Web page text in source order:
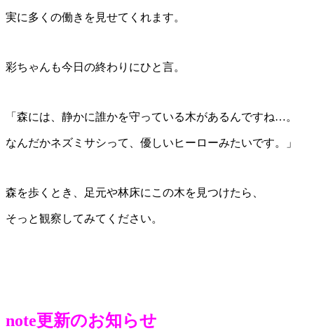
実に多くの働きを見せてくれます。
彩ちゃんも今日の終わりにひと言。
「森には、静かに誰かを守っている木があるんですね…。
なんだかネズミサシって、優しいヒーローみたいです。」
森を歩くとき、足元や林床にこの木を見つけたら、
そっと観察してみてください。
note更新のお知らせ